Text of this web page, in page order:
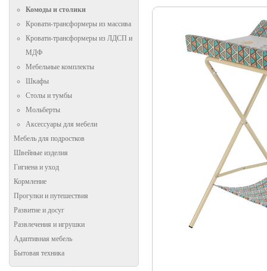
Комоды и столики
Кровати-трансформеры из массива
Кровати-трансформеры из ЛДСП и
МДФ
Мебельные комплекты
Шкафы
Столы и тумбы
Мольберты
Аксессуары для мебели
Мебель для подростков
Швейные изделия
Гигиена и уход
Кормление
Прогулки и путешествия
Развитие и досуг
Развлечения и игрушки
Адаптивная мебель
Бытовая техника